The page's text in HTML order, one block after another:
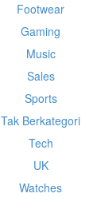
Footwear
Gaming
Music
Sales
Sports
Tak Berkategori
Tech
UK
Watches